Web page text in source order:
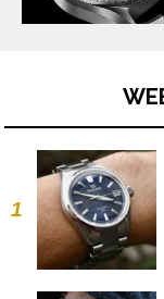
1